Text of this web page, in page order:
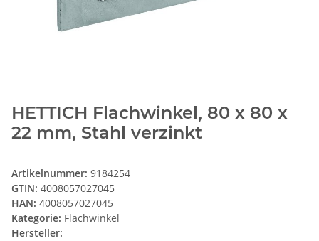
HETTICH Flachwinkel, 80 x 80 x
22 mm, Stahl verzinkt
Artikelnummer: 9184254
GTIN: 4008057027045
HAN: 4008057027045
Kategorie: Flachwinkel
Hersteller: